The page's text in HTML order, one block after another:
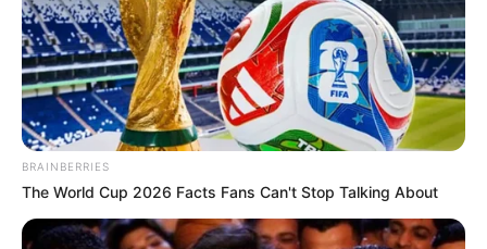
BRAINBERRIES
The World Cup 2026 Facts Fans Can't Stop Talking About